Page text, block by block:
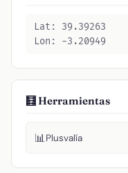
Lat: 39.39263
Lon: -3.20949
🧮 Herramientas
📊Plusvalía